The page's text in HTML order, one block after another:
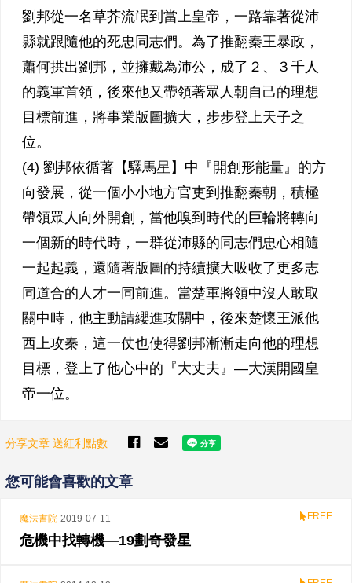
劉邦從一名草芥流氓到當上皇帝，一路靠著從沛
縣就跟隨他的死忠同志們。為了推翻秦王暴政，
蕭何拱出劉邦，並擁戴為沛公，成了２、３千人
的義軍首領，後來他又帶領著眾人朝自己的理想
目標前進，將事業版圖擴大，步步登上天子之
位。
(4) 劉邦依循著【驛馬星】中『開創形能量』的方
向發展，從一個小小地方官吏到推翻秦朝，積極
帶領眾人向外開創，當他嗅到時代的巨輪將轉向
一個新的時代時，一群從沛縣的同志們忠心相隨
一起起義，還隨著版圖的持續擴大吸收了更多志
同道合的人才一同前進。當楚軍將領中沒人敢取
關中時，他主動請纓進攻關中，後來楚懷王派他
西上攻秦，這一仗也使得劉邦漸漸走向他的理想
目標，登上了他心中的『大丈夫』—大漢開國皇
帝一位。
分享文章 送紅利點數
您可能會喜歡的文章
魔法書院 2019-07-11 FREE
危機中找轉機—19劃奇發星